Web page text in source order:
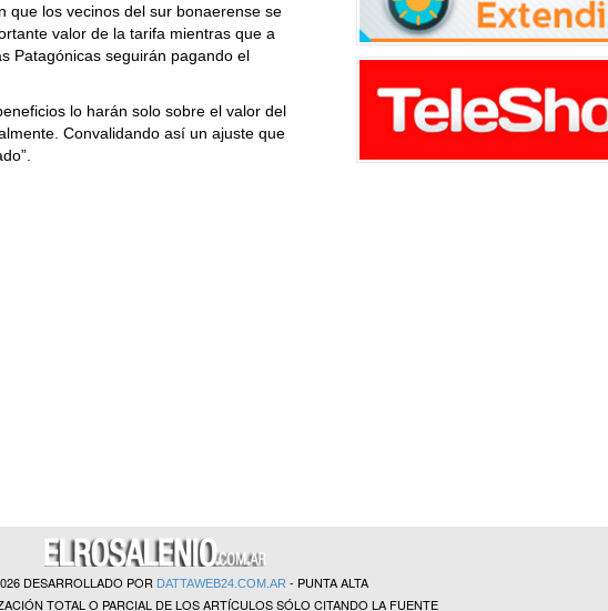
que los vecinos del sur bonaerense se
valor de la tarifa mientras que a
Patagónicas seguirán pagando el
lo harán solo sobre el valor del
Convalidando así un ajuste que
DESARROLLADO POR DATTAWEB24.COM.AR - PUNTA ALTA
TOTAL O PARCIAL DE LOS ARTÍCULOS SÓLO CITANDO LA FUENTE